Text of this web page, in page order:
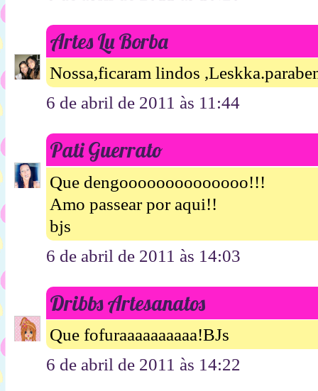
Artes Lu Borba
Nossa,ficaram lindos
6 de abril de 2011 às 11:44
Pati Guerrato
Que dengoooooooooooooo!!!
Amo passear por aqui!!
bjs
6 de abril de 2011 às 14:03
Dribbs Artesanatos
Que fofuraaaaaaaaaa!BJs
6 de abril de 2011 às 14:22